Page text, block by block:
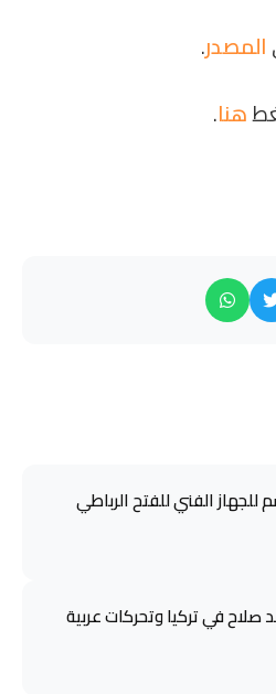
المصدر.
هنا.
للجهاز الفني للفتح الرباطي
في تركيا وتحركات عربية